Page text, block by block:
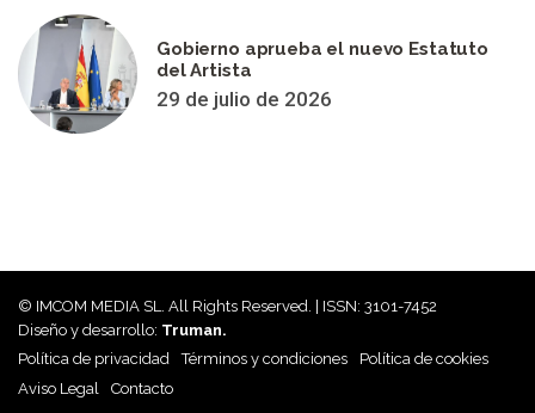
Gobierno aprueba el nuevo Estatuto
del Artista
29 de julio de 2026
© IMCOM MEDIA SL. All Rights Reserved. | ISSN: 3101-7452
Diseño y desarrollo: Truman.
Política de privacidad
Términos y condiciones
Política de cookies
Aviso Legal
Contacto